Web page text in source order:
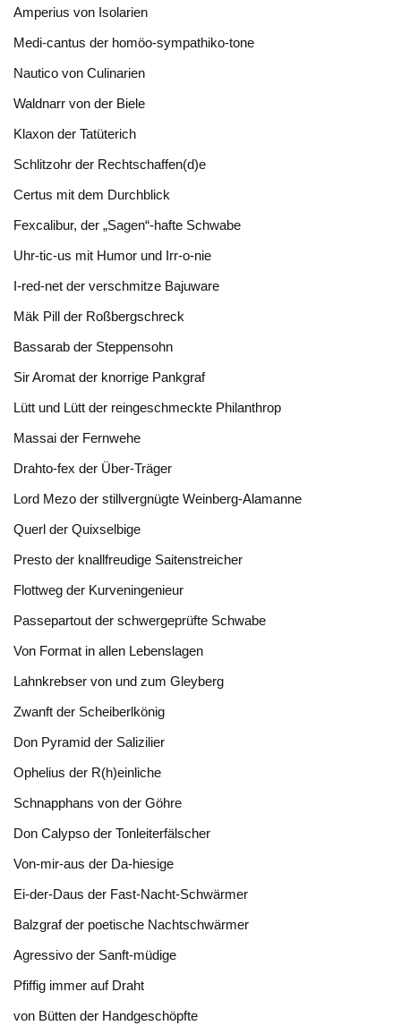
Amperius von Isolarien
Medi-cantus der homöo-sympathiko-tone
Nautico von Culinarien
Waldnarr von der Biele
Klaxon der Tatüterich
Schlitzohr der Rechtschaffen(d)e
Certus mit dem Durchblick
Fexcalibur, der „Sagen“-hafte Schwabe
Uhr-tic-us mit Humor und Irr-o-nie
I-red-net der verschmitze Bajuware
Mäk Pill der Roßbergschreck
Bassarab der Steppensohn
Sir Aromat der knorrige Pankgraf
Lütt und Lütt der reingeschmeckte Philanthrop
Massai der Fernwehe
Drahto-fex der Über-Träger
Lord Mezo der stillvergnügte Weinberg-Alamanne
Querl der Quixselbige
Presto der knallfreudige Saitenstreicher
Flottweg der Kurveningenieur
Passepartout der schwergeprüfte Schwabe
Von Format in allen Lebenslagen
Lahnkrebser von und zum Gleyberg
Zwanft der Scheiberlkönig
Don Pyramid der Salizilier
Ophelius der R(h)einliche
Schnapphans von der Göhre
Don Calypso der Tonleiterfälscher
Von-mir-aus der Da-hiesige
Ei-der-Daus der Fast-Nacht-Schwärmer
Balzgraf der poetische Nachtschwärmer
Agressivo der Sanft-müdige
Pfiffig immer auf Draht
von Bütten der Handgeschöpfte